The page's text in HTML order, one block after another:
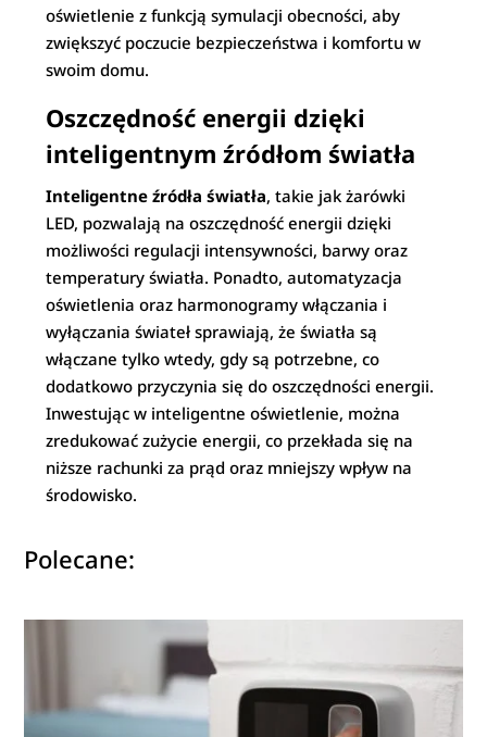
oświetlenie z funkcją symulacji obecności, aby
zwiększyć poczucie bezpieczeństwa i komfortu w
swoim domu.
Oszczędność energii dzięki
inteligentnym źródłom światła
Inteligentne źródła światła, takie jak żarówki
LED, pozwalają na oszczędność energii dzięki
możliwości regulacji intensywności, barwy oraz
temperatury światła. Ponadto, automatyzacja
oświetlenia oraz harmonogramy włączania i
wyłączania świateł sprawiają, że światła są
włączane tylko wtedy, gdy są potrzebne, co
dodatkowo przyczynia się do oszczędności energii.
Inwestując w inteligentne oświetlenie, można
zredukować zużycie energii, co przekłada się na
niższe rachunki za prąd oraz mniejszy wpływ na
środowisko.
Polecane: